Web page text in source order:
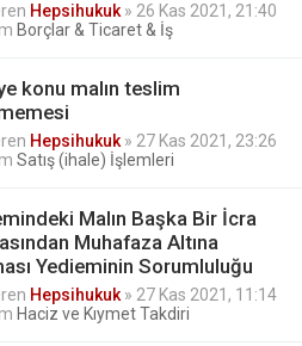
Hepsihukuk» 26 Kas 2021, 21:40
Borçlar & Ticaret & İş
konu malın teslim
Hepsihukuk» 27 Kas 2021, 23:26
Satış (ihale) İşlemleri
Malın Başka Bir İcra
Muhafaza Altına
Yedieminin Sorumluluğu
Hepsihukuk» 27 Kas 2021, 11:14
Haciz ve Kıymet Takdiri